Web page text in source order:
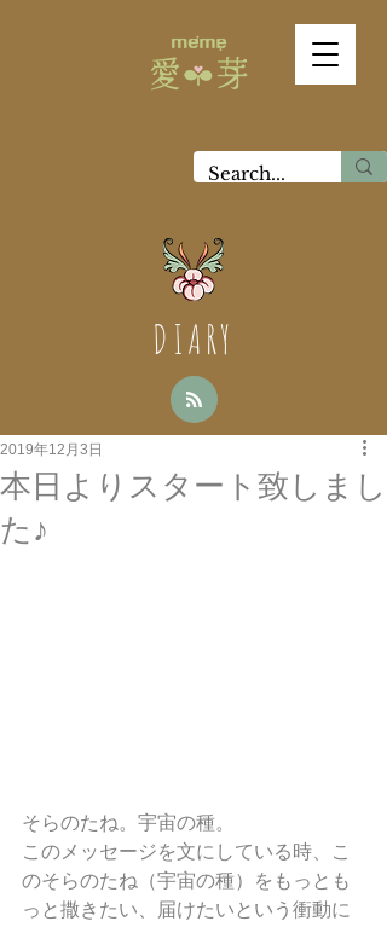
DIARY
本日よりスタート致しまし
た♪
2019年12月3日
そらのたね。宇宙の種。
このメッセージを文にしている時、こ
のそらのたね（宇宙の種）をもっとも
っと撒きたい、届けたいという衝動に